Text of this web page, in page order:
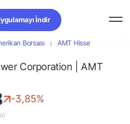
İndir
Borsası AMT Hisse
Corporation | AMT
-3,85%